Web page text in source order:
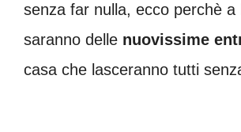
senza far nulla, ecco perchè a
saranno delle nuovissime
casa che lasceranno tutti